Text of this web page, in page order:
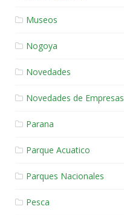
Museos
Nogoya
Novedades
Novedades de Empresas
Parana
Parque Acuatico
Parques Nacionales
Pesca